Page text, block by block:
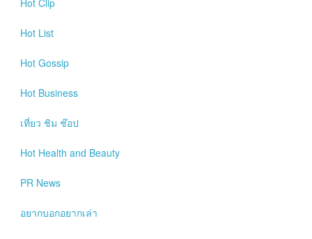
Hot Clip
Hot List
Hot Gossip
Hot Business
เที่ยว ชิม ช๊อป
Hot Health and Beauty
PR News
อยากบอกอยากเล่า